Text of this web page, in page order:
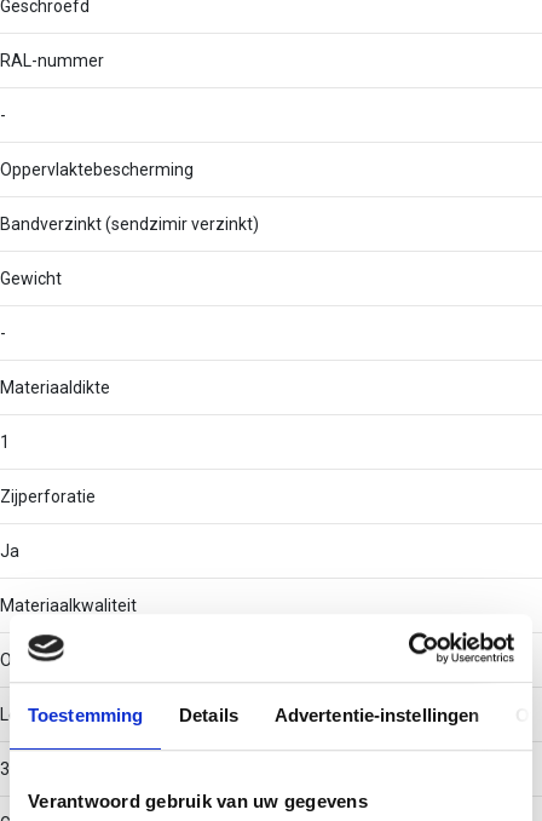
Toestemming Details Advertentie-instellingen
Verantwoord gebruik van uw gegevens
Geschroefd
RAL-nummer
-
Oppervlaktebescherming
Bandverzinkt (sendzimir verzinkt)
Gewicht
-
Materiaaldikte
1
Zijperforatie
Ja
Materiaalkwaliteit
Overig
Lengte
3000